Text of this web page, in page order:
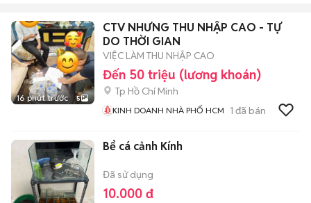
16 phút trước 5
CTV NHƯNG THU NHẬP CAO - TỰ
DO THỜI GIAN
VIỆC LÀM THU NHẬP CAO
Đến 50 triệu (lương khoán)
Tp Hồ Chí Minh
KINH DOANH NHÀ PHỐ HCM 1 đã bán
Bể cá cảnh Kính
Đã sử dụng
10.000 đ